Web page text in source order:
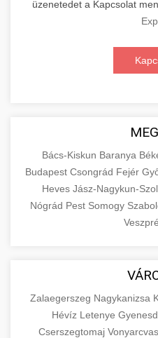
üzenetedet a Kapcsolat
Bács-Kiskun Baranya
Budapest Csongrád Fejér
Heves Jász-Nagykun-
Nógrád Pest Somogy
Zalaegerszeg Nagykanizsa
Hévíz Letenye
Cserszegtomaj